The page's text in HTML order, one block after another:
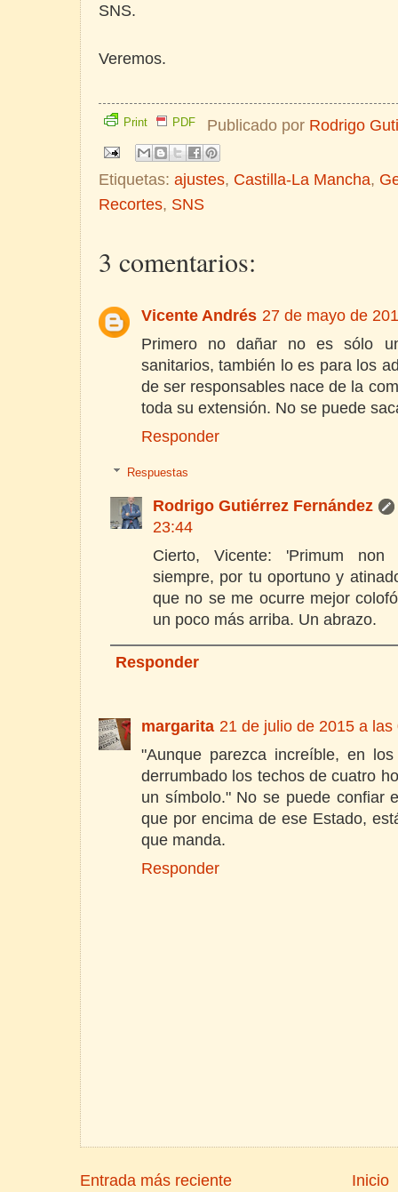
SNS.
Veremos.
Print PDF Publicado por Rodrigo
Etiquetas: ajustes, Castilla-La Mancha,
Recortes, SNS
3 comentarios:
Vicente Andrés 27 de mayo de
Primero no dañar no es sólo
sanitarios, también lo es para los
de ser responsables nace de la
toda su extensión. No se puede
Responder
Respuestas
Rodrigo Gutiérrez Fernández
23:44
Cierto, Vicente: 'Primum non
siempre, por tu oportuno y
que no se me ocurre mejor
un poco más arriba. Un abrazo.
Responder
margarita 21 de julio de 2015 a las
"Aunque parezca increíble, en
derrumbado los techos de cuatro
un símbolo." No se puede confiar
que por encima de ese Estado,
que manda.
Responder
Entrada más reciente Inicio